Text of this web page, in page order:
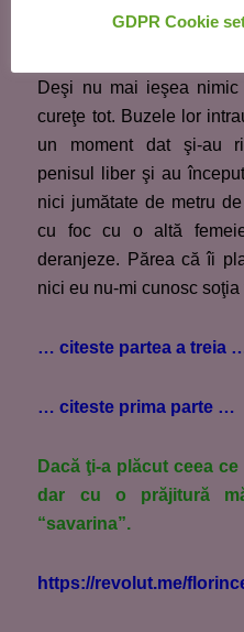
Deşi nu mai ieşea
cureţe tot. Buzele lor
un moment dat şi-au
penisul liber şi au
nici jumătate de metru
cu foc cu o altă
deranjeze. Părea că îi
nici eu nu-mi cunosc
… citeste partea a treia
… citeste prima parte …
Dacă ţi-a plăcut ceea
dar cu o prăjitură
“savarina”.
https://revolut.me/
GDPR Cookie